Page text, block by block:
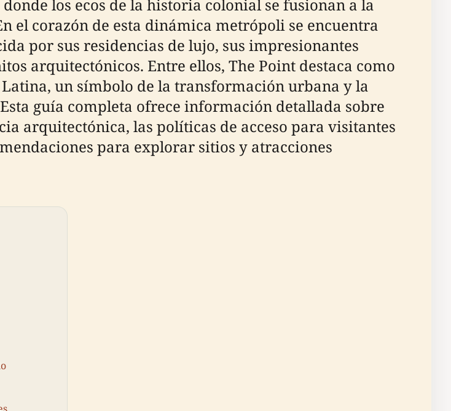
los ecos de la historia colonial se fusionan a la
el corazón de esta dinámica metrópoli se encuentra
por sus residencias de lujo, sus impresionantes
arquitectónicos. Entre ellos, The Point destaca como
un símbolo de la transformación urbana y la
guía completa ofrece información detallada sobre
arquitectónica, las políticas de acceso para visitantes
para explorar sitios y atracciones